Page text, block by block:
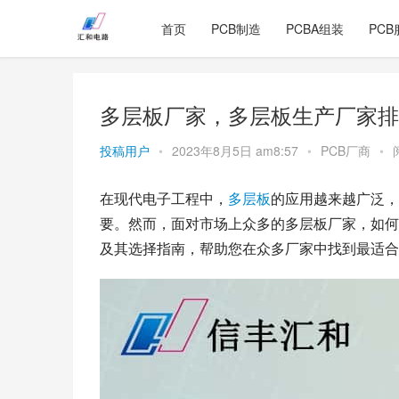
首页 PCB制造 PCBA组装 PCB
多层板厂家，多层板生产厂家
投稿用户 • 2023年8月5日 am8:57 • PCB厂商 •
在现代电子工程中， 多层板的应用越来越广泛
要。然而，面对市场上众多的多层板厂家，如
及其选择指南，帮助您在众多厂家中找到最适